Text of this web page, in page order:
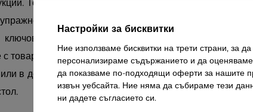
Топката е подходяща за трениране на: баланс,
за бременни. Тя укрепва дълбоките ви
за правилната стойка. Изработена от
товароносимост до 200 кг. Може да се ползва във
в домашни условия. Може дори да послужи като
Настройки за бисквитки
Ние използваме бисквитки на трети страни, за да
персонализираме съдържанието и да
да показваме по-подходящи оферти за нашите
извън уебсайта. Ние няма да събираме тези
ни дадете съгласието си.